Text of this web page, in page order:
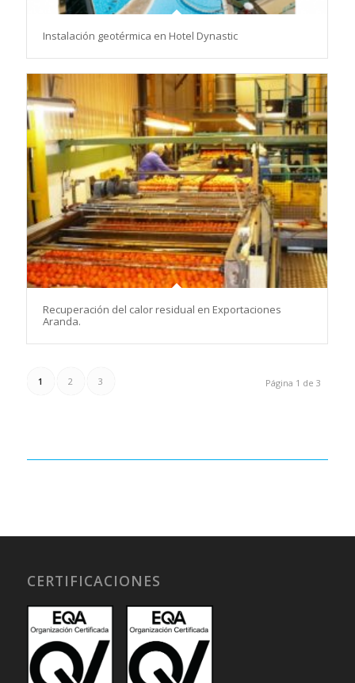
Instalación geotérmica en Hotel Dynastic
Recuperación del calor residual en Exportaciones
Aranda.
Página 1 de 3
1 2 3
CERTIFICACIONES